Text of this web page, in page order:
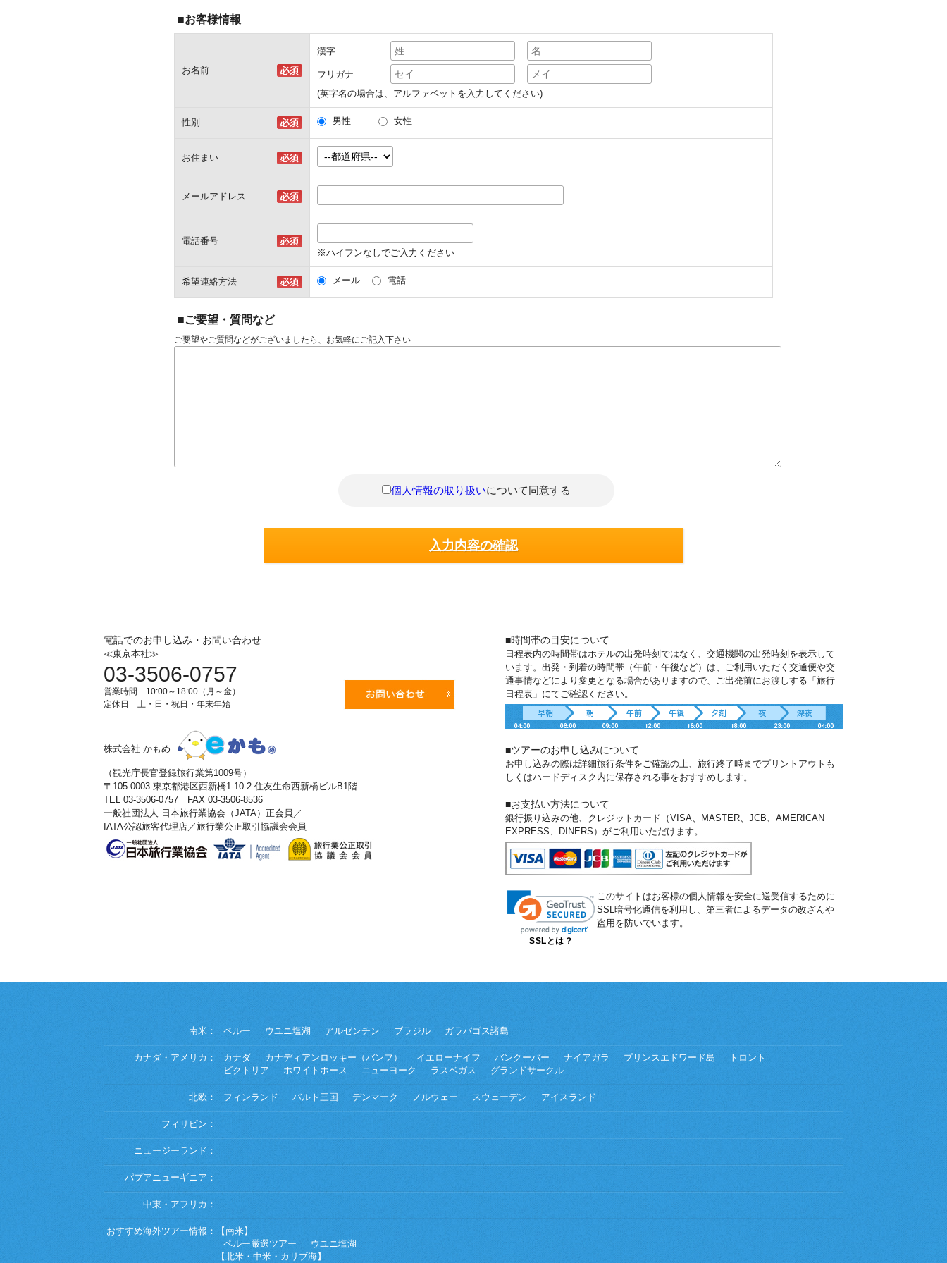
■お客様情報
お名前
漢字
フリガナ
(英字名の場合は、アルファベットを入力してください)
性別 男性 女性
お住まい
メールアドレス
電話番号
※ハイフンなしでご入力ください
希望連絡方法 メール 電話
■ご要望・質問など
ご要望やご質問などがございましたら、お気軽にご記入下さい
個人情報の取り扱いについて同意する
電話でのお申し込み・お問い合わせ
≪東京本社≫
03-3506-0757
営業時間 10:00～18:00（月～金）
定休日 土・日・祝日・年末年始
株式会社 かもめ
（観光庁長官登録旅行業第1009号）
〒105-0003 東京都港区西新橋1-10-2 住友生命西新橋ビルB1階
TEL 03-3506-0757 FAX 03-3506-8536
一般社団法人 日本旅行業協会（JATA）正会員／
IATA公認旅客代理店／旅行業公正取引協議会会員
■時間帯の目安について
日程表内の時間帯はホテルの出発時刻ではなく、交通機関の出発時刻を表示して
います。出発・到着の時間帯（午前・午後など）は、ご利用いただく交通便や交
通事情などにより変更となる場合がありますので、ご出発前にお渡しする「旅行
日程表」にてご確認ください。
■ツアーのお申し込みについて
お申し込みの際は詳細旅行条件をご確認の上、旅行終了時までプリントアウトも
しくはハードディスク内に保存される事をおすすめします。
■お支払い方法について
銀行振り込みの他、クレジットカード（VISA、MASTER、JCB、AMERICAN
EXPRESS、DINERS）がご利用いただけます。
SSLとは？
このサイトはお客様の個人情報を安全に送受信するために
SSL暗号化通信を利用し、第三者によるデータの改ざんや
盗用を防いでいます。
南米： ペルー ウユニ塩湖 アルゼンチン ブラジル ガラパゴス諸島
カナダ・アメリカ： カナダ カナディアンロッキー（バンフ） イエローナイフ バンクーバー ナイアガラ プリンスエドワード島
トロント
ビクトリア
ホワイトホース ニューヨーク ラスベガス グランドサークル
北欧： フィンランド バルト三国 デンマーク ノルウェー スウェーデン アイスランド
フィリピン：
ニュージーランド：
パプアニューギニア：
中東・アフリカ：
おすすめ海外ツアー情報：
【南米】
ペルー厳選ツアー
ウユニ塩湖
【北米・中米・カリブ海】